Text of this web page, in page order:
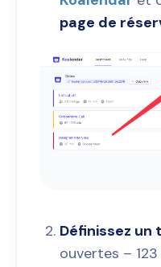
page de
Définissez un
ouvertes – 123